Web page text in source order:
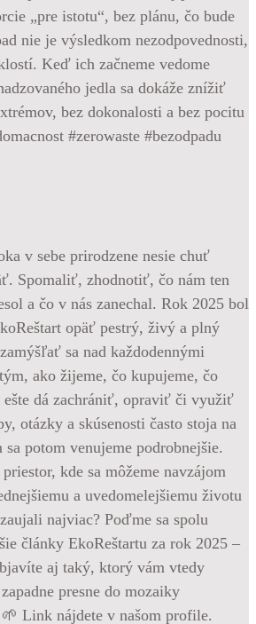
„pre istotu“, bez plánu, čo bude
nie je výsledkom nezodpovednosti,
Keď ich začneme vedome
jedla sa dokáže znížiť
bez dokonalosti a bez pocitu
#zerowaste #bezodpadu